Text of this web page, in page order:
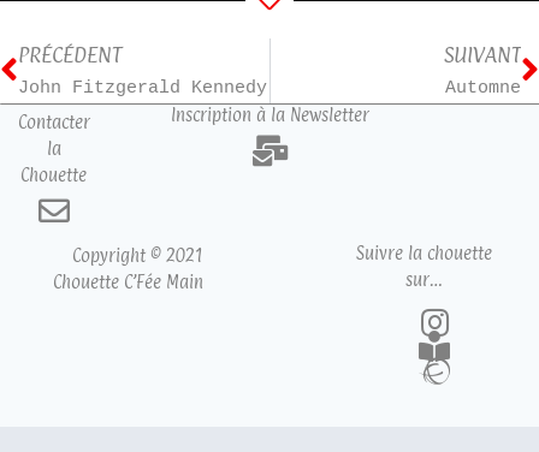
PRÉCÉDENT
John Fitzgerald Kennedy
SUIVANT
Automne
Contacter
la
Chouette
Inscription à la Newsletter
Copyright © 2021
Chouette C’Fée Main
Suivre la chouette
sur…